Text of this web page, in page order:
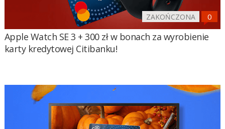
ZAKOŃCZONA
Apple Watch SE 3 + 300 zł w bonach za wyrobienie
karty kredytowej Citibanku!